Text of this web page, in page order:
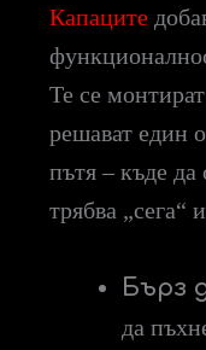
Капаците
Те се
решават един
пътя – къде
трябва „сега“
Бърз
да